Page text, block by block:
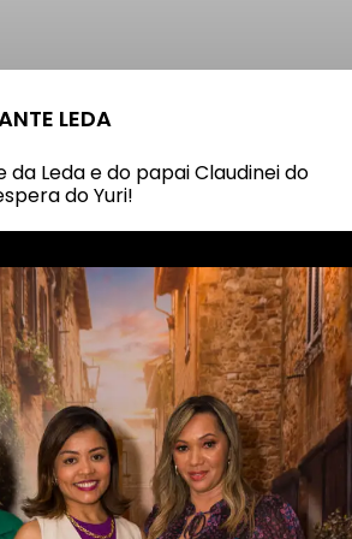
LEDA
da Leda e do papai Claudinei do
do Yuri!